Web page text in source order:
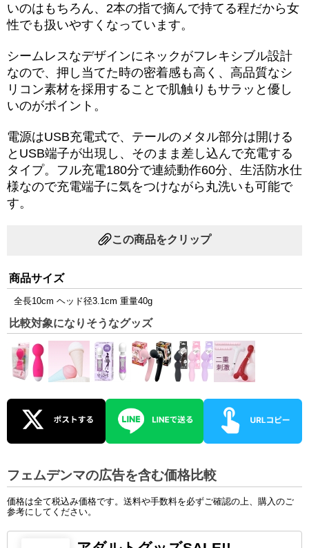
いのはもちろん、2本の指で摘んで持てる程だから女
性でも扱いやすくなっています。
シームレスなデザインにネックがフレキシブル設計
なので、押し当てた時の密着感も高く、高品質なシ
リコン素材を採用することで肌触りもサラッと優し
いのがポイント。
電源はUSB充電式で、テールのメタル部分は開ける
とUSB端子が出現し、そのまま差し込んで充電する
タイプ。フル充電180分で連続動作60分、生活防水仕
様なので充電端子に気をつけながら丸洗いも可能で
す。
この商品をクリップ
商品サイズ
全長10cm ヘッド径3.1cm 重量40g
比較対象になりそうなグッズ
フェムデンマの広告を含む価格比較
価格は全て税込み価格です。送料や手数料を必ずご確認の上、購入のご
参考にしてください。